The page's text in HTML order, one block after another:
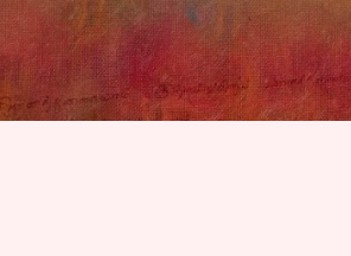
Skip to main content